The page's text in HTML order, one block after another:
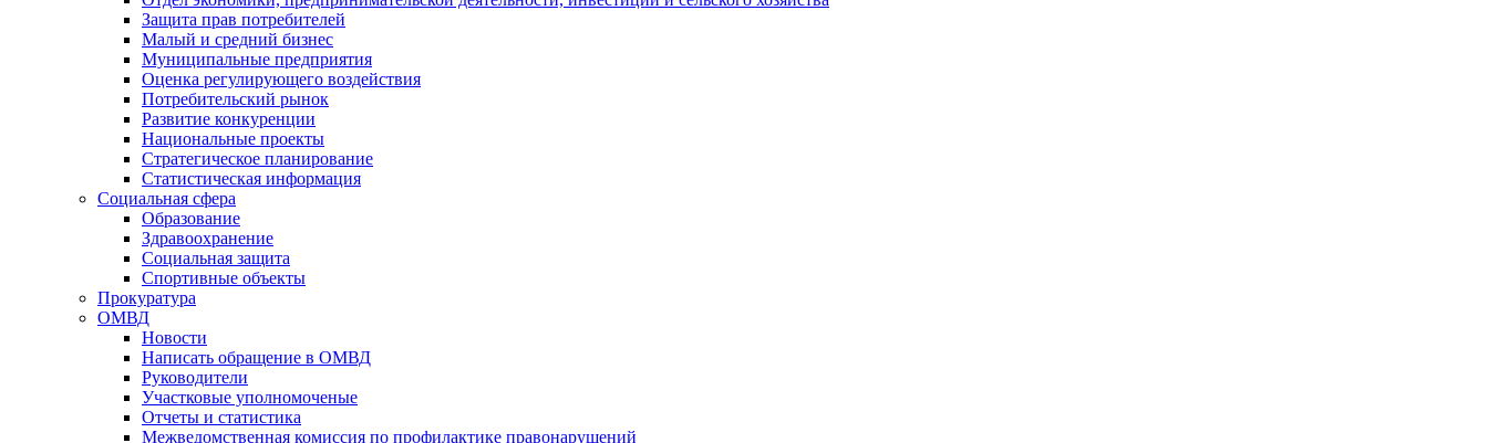
Защита прав потребителей
Малый и средний бизнес
Муниципальные предприятия
Оценка регулирующего воздействия
Потребительский рынок
Развитие конкуренции
Национальные проекты
Стратегическое планирование
Статистическая информация
Социальная сфера
Образование
Здравоохранение
Социальная защита
Спортивные объекты
Прокуратура
ОМВД
Новости
Написать обращение в ОМВД
Руководители
Участковые уполномоченые
Отчеты и статистика
Межведомственная комиссия по профилактике правонарушений